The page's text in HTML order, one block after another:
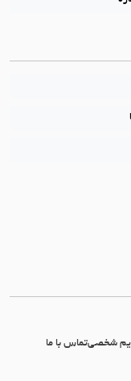
تلگرام
جاما در آپارات
شخصیتماس با ما